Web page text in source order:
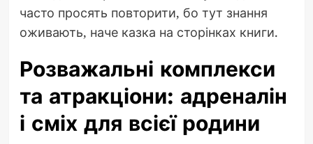
часто просять повторити, бо тут знання
оживають, наче казка на сторінках книги.
Розважальні комплекси
та атракціони: адреналін
і сміх для всієї родини